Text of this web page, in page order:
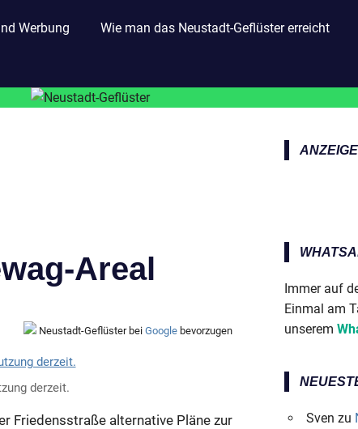
Werbung Wie man das Neustadt-Geflüster erreicht
Areal
Neustadt-Geflüster bei Google bevorzugen
derzeit.
Friedensstraße alternative Pläne zur
ANZEIGE
Immer auf
Einmal am
unserem
Sven zu